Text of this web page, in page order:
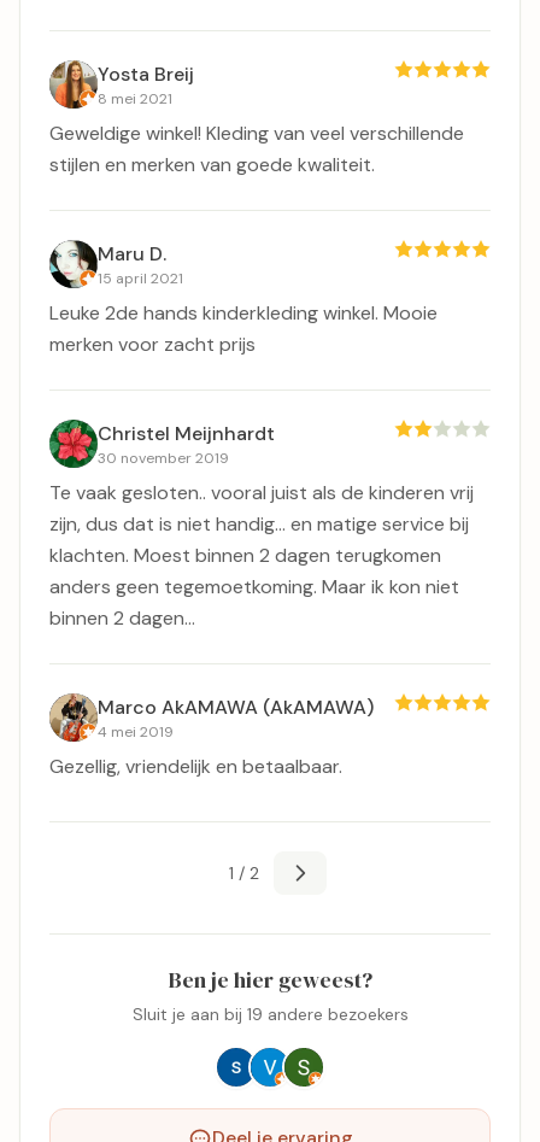
Yosta Breij
8 mei 2021
Geweldige winkel! Kleding van veel verschillende
stijlen en merken van goede kwaliteit.
Maru D.
15 april 2021
Leuke 2de hands kinderkleding winkel. Mooie
merken voor zacht prijs
Christel Meijnhardt
30 november 2019
Te vaak gesloten.. vooral juist als de kinderen vrij
zijn, dus dat is niet handig... en matige service bij
klachten. Moest binnen 2 dagen terugkomen
anders geen tegemoetkoming. Maar ik kon niet
binnen 2 dagen...
Marco AkAMAWA (AkAMAWA)
4 mei 2019
Gezellig, vriendelijk en betaalbaar.
1 / 2
Ben je hier geweest?
Sluit je aan bij 19 andere bezoekers